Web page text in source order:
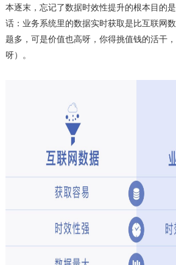
本逐末，忘记了数据时效性提升的根本目的
话：业务系统里的数据实时获取是比互联网
题多，可是价值也高呀，你得挑值钱的活干
呀）。